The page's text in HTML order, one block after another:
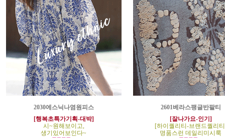
2030에스닉나염원피스
[행복초특가기획-대박]
시~원해보이고,
생기있어보인다~
2601베라스팽글반팔티
[잘나가요-인기]
[하이퀄리티-브랜드퀄리
명품스런 데일리미시룩